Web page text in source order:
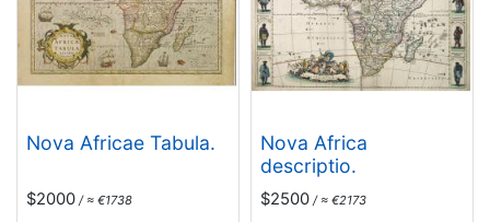
Nova Africae Tabula.
$2000 / ≈ €1738
Nova Africa
descriptio.
$2500 / ≈ €2173